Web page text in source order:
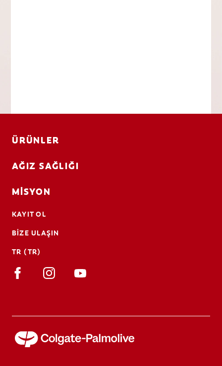
ÜRÜNLER
AĞIZ SAĞLIĞI
MISYON
KAYIT OL
BIZE ULAŞIN
TR (TR)